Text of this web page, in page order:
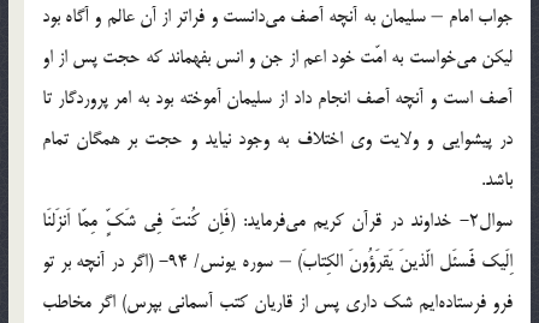
جواب امام – سليمان به آنچه آصف مي‌دانست و فراتر از آن عالم و آگاه بود
ليكن مي‌خواست به امّت خود اعم از جن و انس بفهماند كه حجت پس از او
آ‎صف است و آنچه آصف انجام داد از سليمان آموخته بود به امر پروردگار تا
در پيشوايي و ولايت وي اختلاف به وجود نيايد و حجت بر همگان تمام
باشد.
سوال2- خداوند در قرآن كريم مي‌فرمايد: (فَاِن كُنتَ فِي شَكٍّ مِمّا اَنزَلنَا
اِلَيك فََسئَل الّذينَ يَقرَؤُونَ الكِتابَ) – سوره يونس/ 94- (اگر در آنچه بر تو
فرو فرستاده‌ايم شك داري پس از قاريان كتب آسماني بپرس) اگر مخاطب